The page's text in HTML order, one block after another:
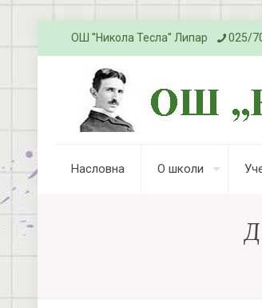
ОШ ''Никола Тесла'' Липар 025/
Насловна О школи